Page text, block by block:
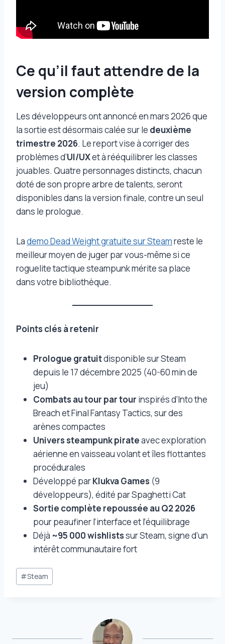
Ce qu’il faut attendre de la
version complète
Les développeurs ont annoncé en mars 2026 que
la sortie est désormais calée sur le deuxième
trimestre 2026. Le report vise à corriger des
problèmes d’UI/UXet à rééquilibrer les classes
jouables. Quatre personnages distincts, chacun
doté de son propre arbre de talents, seront
disponibles dans la version finale, contre un seul
dans le prologue.
Lademo Dead Weight gratuite sur Steamreste le
meilleur moyen de juger par vous-même si ce
roguelite tactique steampunk mérite sa place
dans votre bibliothèque.
Points clés à retenir
Prologue gratuitdisponible sur Steam
depuis le 17 décembre 2025 (40-60 min de
jeu)
Combats au tour par tour inspirés d’Into the
Breach et Final Fantasy Tactics, sur des
arènes compactes
Univers steampunk pirateavec exploration
aérienne en vaisseau volant et îles flottantes
procédurales
Développé parKlukva Games (9
développeurs), édité par Spaghetti Cat
Sortie complète repoussée au Q2 2026
pour peaufiner l’interface et l’équilibrage
Déjà ~95 000 wishlistssur Steam, signe d’un
intérêt communautaire fort
Étiquettes
de
#Steam